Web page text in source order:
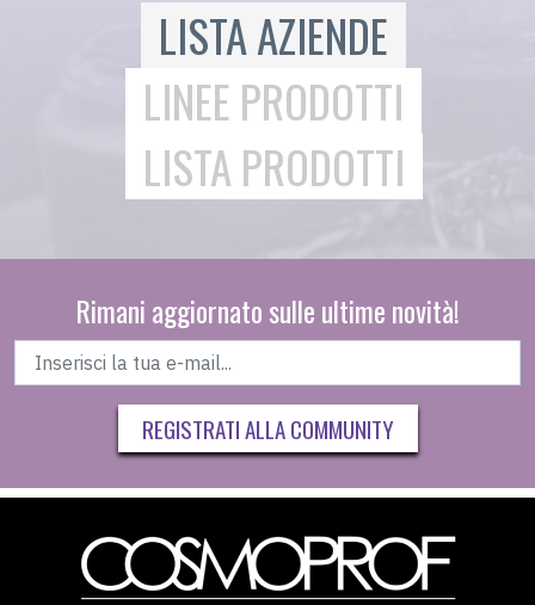
LISTA AZIENDE
LINEE PRODOTTI
LISTA PRODOTTI
Rimani aggiornato sulle ultime novità!
REGISTRATI ALLA COMMUNITY